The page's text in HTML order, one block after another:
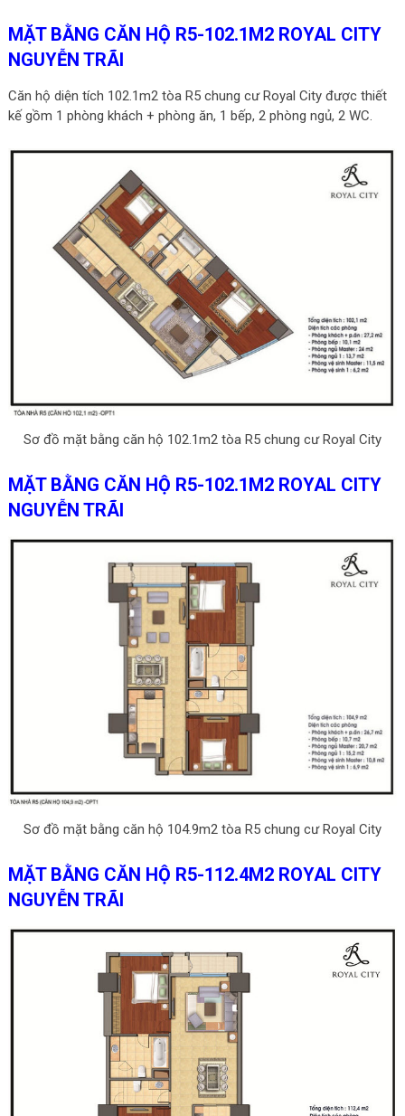
MẶT BẰNG CĂN HỘ R5-102.1M2 ROYAL CITY
NGUYỄN TRÃI
Căn hộ diện tích 102.1m2 tòa R5 chung cư Royal City được thiết
kế gồm 1 phòng khách + phòng ăn, 1 bếp, 2 phòng ngủ, 2 WC.
Sơ đồ mặt bằng căn hộ 102.1m2 tòa R5 chung cư Royal City
MẶT BẰNG CĂN HỘ R5-102.1M2 ROYAL CITY
NGUYỄN TRÃI
Sơ đồ mặt bằng căn hộ 104.9m2 tòa R5 chung cư Royal City
MẶT BẰNG CĂN HỘ R5-112.4M2 ROYAL CITY
NGUYỄN TRÃI